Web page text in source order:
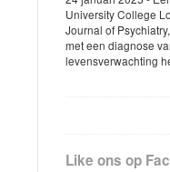
University College
Journal of
met een diagnose
levensverwachting
Like ons op